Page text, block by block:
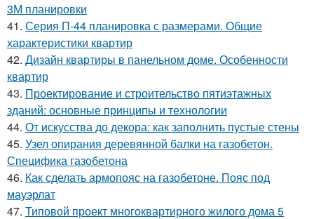
3М планировки
41. Серия П-44 планировка с размерами. Общие
характеристики квартир
42. Дизайн квартиры в панельном доме. Особенности
квартир
43. Проектирование и строительство пятиэтажных
зданий: основные принципы и технологии
44. От искусства до декора: как заполнить пустые стены
45. Узел опирания деревянной балки на газобетон.
Специфика газобетона
46. Как сделать армопояс на газобетоне. Пояс под
мауэрлат
47. Типовой проект многоквартирного жилого дома 5